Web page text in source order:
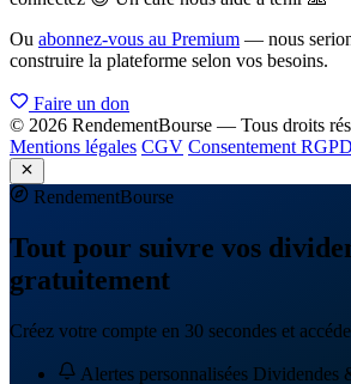
Ou abonnez-vous au Premium — nous
construire la plateforme selon vos besoins.
Faire un don
© 2026 RendementBourse — Tous droits
Mentions légales CGV Consentement RGPD
RendementBourse
Tout pour suivre vos
gratuitement
Créez votre compte en 30 secondes et
Alertes personnalisées Dividendes